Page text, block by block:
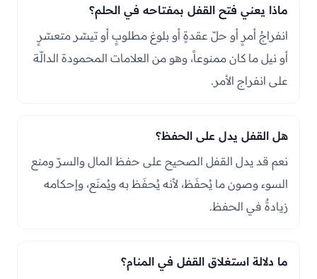
ماذا يعني فتح القفل بمفتاحه في الحلم؟
انفراجُ أمرٍ أو حلّ عقدةٍ أو بلوغ مطلوبٍ أو تيسّر متعسّرٍ
أو نيل ما كان ممنوعاً، وهو من العلامات المحمودة الدالّة
على انفراج الأمر.
هل القفل يدل على الحفظ؟
نعم قد يدل القفل الصحيح على حفظ المال والسرّ ومنع
السوء وصون ما يُحفَظ، لأنه يُحفَظ به ويُمنَع، وإحكامه
زيادةٌ في الحفظ.
ما دلالة استغلاق القفل في المنام؟